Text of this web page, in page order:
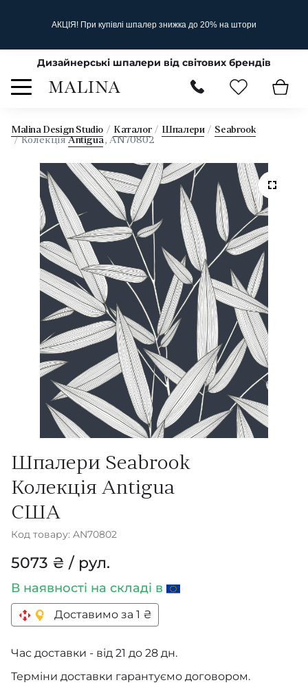
АКЦІЯ! При купівлі шпалер знижка до 20% на штори
Дизайнерські шпалери від світових брендів
Malina Design Studio Каталог Шпалери
Seabrook
Колекція Antigua, AN70802
Шпалери Seabrook
Колекція Antigua
США
Код товару: AN70802
5073 ₴ / рул.
В наявності на складі в
Доставимо за 1 ₴
Час доставки - від 21 до 28 дн.
Терміни доставки гарантуємо договором.